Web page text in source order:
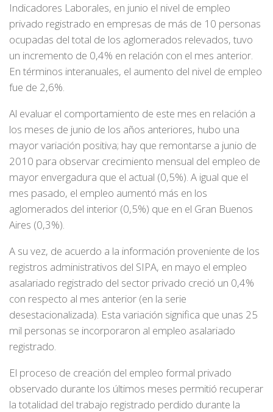
Indicadores Laborales, en junio el nivel de empleo
privado registrado en empresas de más de 10 personas
ocupadas del total de los aglomerados relevados, tuvo
un incremento de 0,4% en relación con el mes anterior.
En términos interanuales, el aumento del nivel de empleo
fue de 2,6%.
Al evaluar el comportamiento de este mes en relación a
los meses de junio de los años anteriores, hubo una
mayor variación positiva; hay que remontarse a junio de
2010 para observar crecimiento mensual del empleo de
mayor envergadura que el actual (0,5%). A igual que el
mes pasado, el empleo aumentó más en los
aglomerados del interior (0,5%) que en el Gran Buenos
Aires (0,3%).
A su vez, de acuerdo a la información proveniente de los
registros administrativos del SIPA, en mayo el empleo
asalariado registrado del sector privado creció un 0,4%
con respecto al mes anterior (en la serie
desestacionalizada). Esta variación significa que unas 25
mil personas se incorporaron al empleo asalariado
registrado.
El proceso de creación del empleo formal privado
observado durante los últimos meses permitió recuperar
la totalidad del trabajo registrado perdido durante la